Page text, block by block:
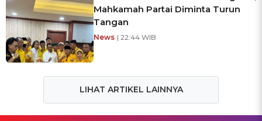
Mahkamah Partai Diminta Turun
Tangan
News | 22:44 WIB
LIHAT ARTIKEL LAINNYA